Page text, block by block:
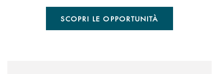
SCOPRI LE OPPORTUNITÀ